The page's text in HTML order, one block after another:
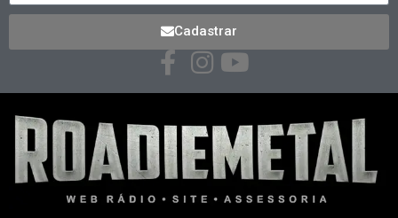
Cadastrar